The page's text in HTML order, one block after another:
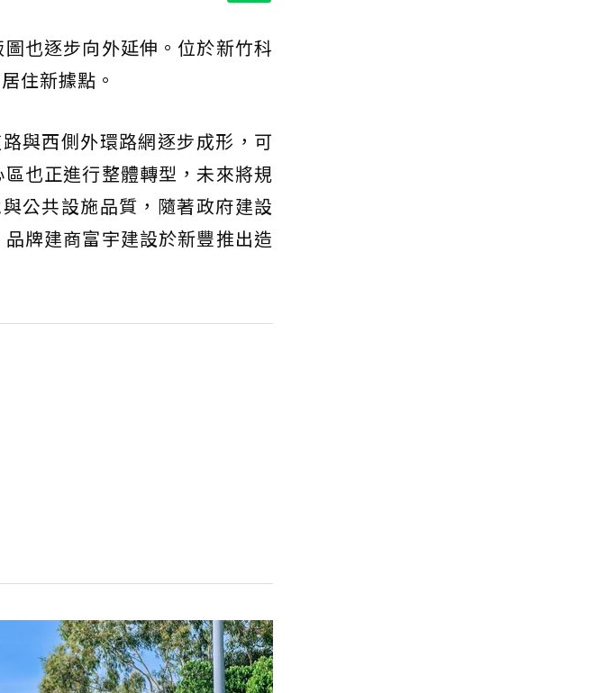
也逐步向外延伸。位於新竹科
住新據點。
與西側外環路網逐步成形，可
也正進行整體轉型，未來將規
公共設施品質，隨著政府建設
牌建商富宇建設於新豐推出造